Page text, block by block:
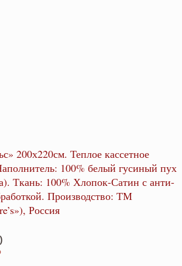
200х220см. Теплое кассетное
100% белый гусиный пух
Ткань: 100% Хлопок-Сатин с анти-
Производство: ТМ
Россия
Текущая